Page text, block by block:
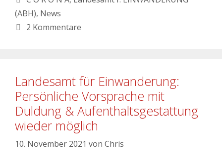
(ABH), News
2 Kommentare
Landesamt für Einwanderung:
Persönliche Vorsprache mit
Duldung & Aufenthaltsgestattung
wieder möglich
10. November 2021 von Chris